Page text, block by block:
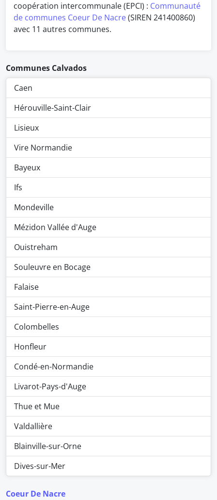
coopération intercommunale (EPCI) : Communauté
de communes Coeur De Nacre(SIREN 241400860)
avec 11 autres communes.
Communes Calvados
Caen
Hérouville-Saint-Clair
Lisieux
Vire Normandie
Bayeux
Ifs
Mondeville
Mézidon Vallée d'Auge
Ouistreham
Souleuvre en Bocage
Falaise
Saint-Pierre-en-Auge
Colombelles
Honfleur
Condé-en-Normandie
Livarot-Pays-d'Auge
Thue et Mue
Valdallière
Blainville-sur-Orne
Dives-sur-Mer
Coeur De Nacre